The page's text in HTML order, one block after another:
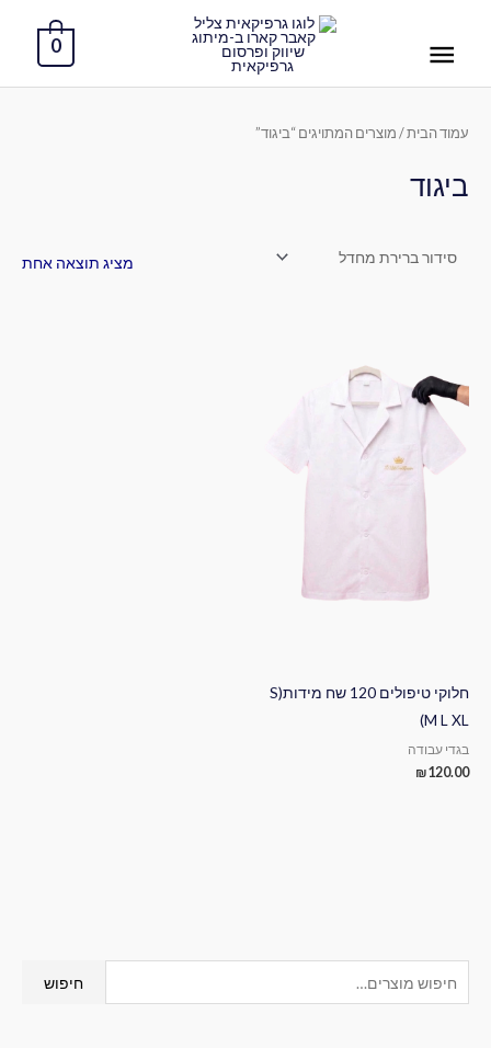
ראשי
0
י
חיפוש
עמוד הבית/ מוצרים המתויגים “ביגוד”
ביגוד
מציג תוצאה אחת
חלוקי טיפולים 120 שח מידות(S
M L XL)
בגדי עבודה
₪120.00